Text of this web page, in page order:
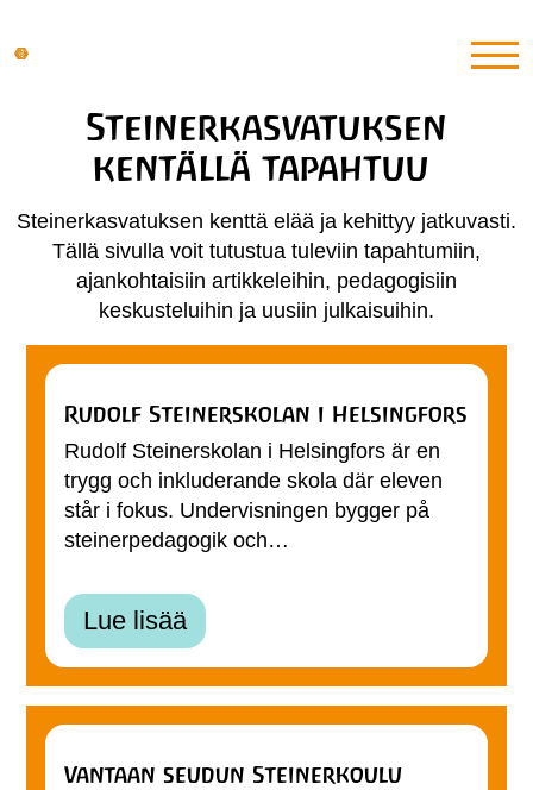
Steinerkasvatuksen
kentällä tapahtuu
Steinerkasvatuksen kenttä elää ja kehittyy jatkuvasti.
Tällä sivulla voit tutustua tuleviin tapahtumiin,
ajankohtaisiin artikkeleihin, pedagogisiin
keskusteluihin ja uusiin julkaisuihin.
Rudolf Steinerskolan i Helsingfors
Rudolf Steinerskolan i Helsingfors är en
trygg och inkluderande skola där eleven
står i fokus. Undervisningen bygger på
steinerpedagogik och…
Lue lisää
Vantaan seudun Steinerkoulu